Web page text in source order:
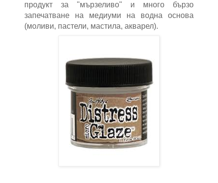
продукт за "мързеливо" и много бързо
запечатване на медиуми на водна основа
(моливи, пастели, мастила, акварел).